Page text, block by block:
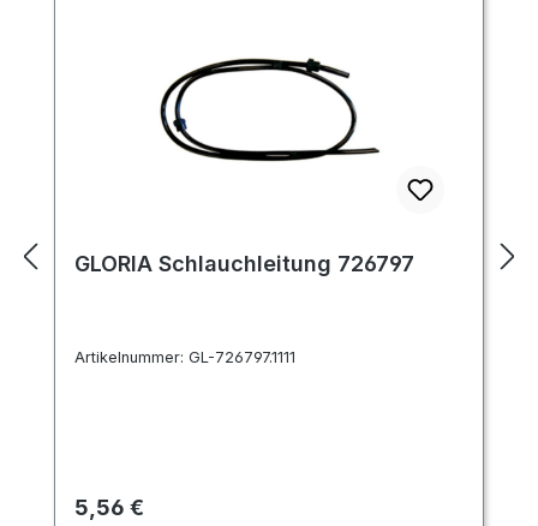
GLORIA Schlauchleitung 726797
Artikelnummer: GL-726797.1111
Regulärer Preis:
5,56 €